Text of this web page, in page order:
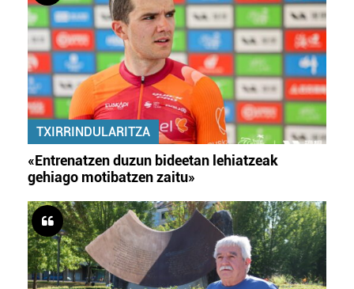
TXIRRINDULARITZA
«Entrenatzen duzun bideetan lehiatzeak
gehiago motibatzen zaitu»